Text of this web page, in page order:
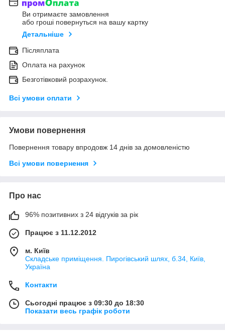
Ви отримаєте замовлення
або гроші повернуться на вашу картку
Детальніше
Післяплата
Оплата на рахунок
Безготівковий розрахунок.
Всі умови оплати
Умови повернення
Повернення товару впродовж 14 днів за домовленістю
Всі умови повернення
Про нас
96% позитивних з 24 відгуків за рік
Працює з 11.12.2012
м. Київ
Складське приміщення. Пирогівський шлях, б.34, Київ,
Україна
Контакти
Сьогодні працює з 09:30 до 18:30
Показати весь графік роботи